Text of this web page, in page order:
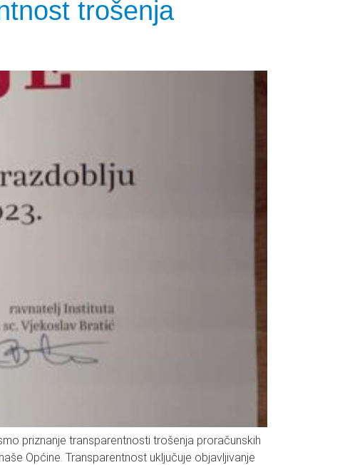
trošenja
priznanje transparentnosti trošenja proračunskih
Općine. Transparentnost uključuje objavljivanje